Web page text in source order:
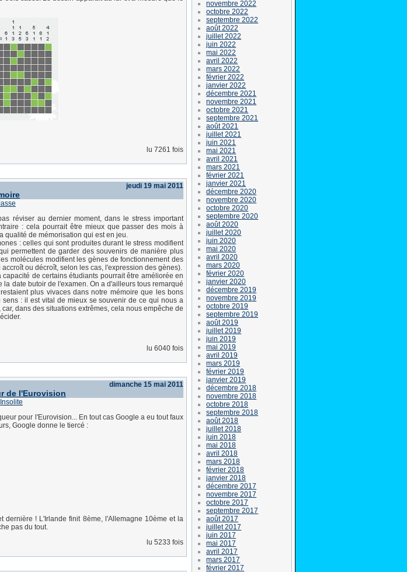
lu 7261 fois
jeudi 19 mai 2011
réviser au dernier moment, dans le stress important
: cela pourrait être mieux que passer des mois à
qualité de mémorisation qui est en jeu.
: celles qui sont produites durant le stress modifient
permettent de garder des souvenirs de manière plus
molécules modifient les gènes de fonctionnement des
ou décroît, selon les cas, l'expression des gènes).
de certains étudiants pourrait être améliorée en
date butoir de l'examen. On a d'ailleurs tous remarqué
plus vivaces dans notre mémoire que les bons
: il est vital de mieux se souvenir de ce qui nous a
dans des situations extrêmes, cela nous empêche de
lu 6040 fois
dimanche 15 mai 2011
de l'Eurovision
Insolite
pour l'Eurovision... En tout cas Google a eu tout faux
Google donne le tiercé :
dernière ! L'Irlande finit 8ème, l'Allemagne 10ème et la
pas du tout.
lu 5233 fois
novembre 2022
octobre 2022
septembre 2022
août 2022
juillet 2022
juin 2022
mai 2022
avril 2022
mars 2022
février 2022
janvier 2022
décembre 2021
novembre 2021
octobre 2021
septembre 2021
août 2021
juillet 2021
juin 2021
mai 2021
avril 2021
mars 2021
février 2021
janvier 2021
décembre 2020
novembre 2020
octobre 2020
septembre 2020
août 2020
juillet 2020
juin 2020
mai 2020
avril 2020
mars 2020
février 2020
janvier 2020
décembre 2019
novembre 2019
octobre 2019
septembre 2019
août 2019
juillet 2019
juin 2019
mai 2019
avril 2019
mars 2019
février 2019
janvier 2019
décembre 2018
novembre 2018
octobre 2018
septembre 2018
août 2018
juillet 2018
juin 2018
mai 2018
avril 2018
mars 2018
février 2018
janvier 2018
décembre 2017
novembre 2017
octobre 2017
septembre 2017
août 2017
juillet 2017
juin 2017
mai 2017
avril 2017
mars 2017
février 2017